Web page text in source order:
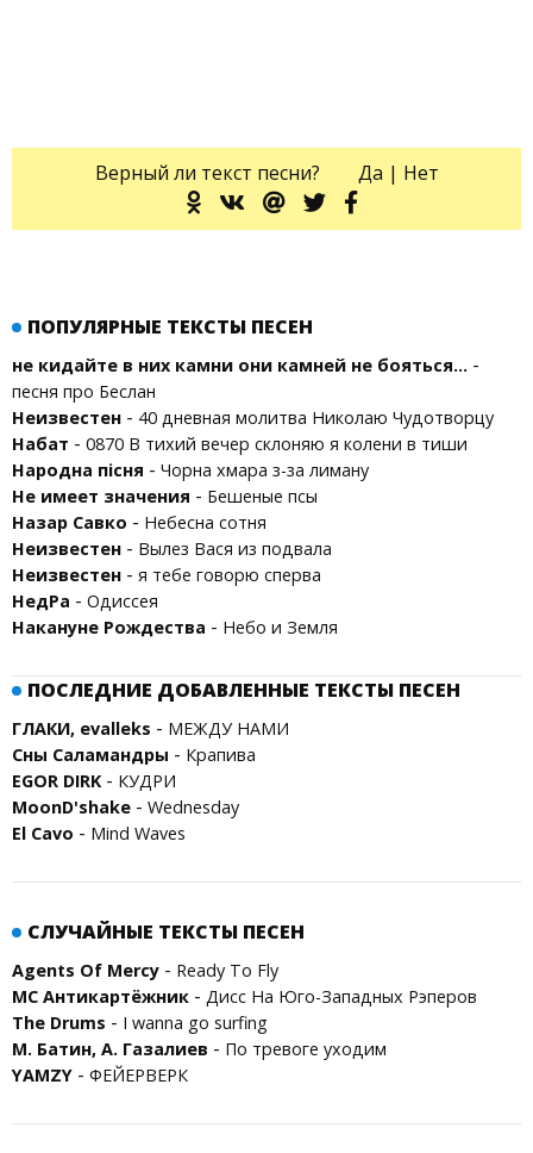
Верный ли текст песни? Да | Нет
ПОПУЛЯРНЫЕ ТЕКСТЫ ПЕСЕН
не кидайте в них камни они камней не бояться... -
песня про Беслан
Неизвестен - 40 дневная молитва Николаю Чудотворцу
Набат - 0870 В тихий вечер склоняю я колени в тиши
Народна пісня - Чорна хмара з-за лиману
Не имеет значения - Бешеные псы
Назар Савко - Небесна сотня
Неизвестен - Вылез Вася из подвала
Неизвестен - я тебе говорю сперва
НедРа - Одиссея
Накануне Рождества - Небо и Земля
ПОСЛЕДНИЕ ДОБАВЛЕННЫЕ ТЕКСТЫ ПЕСЕН
ГЛАКИ, evalleks - МЕЖДУ НАМИ
Сны Саламандры - Крапива
EGOR DIRK - КУДРИ
MoonD'shake - Wednesday
El Cavo - Mind Waves
СЛУЧАЙНЫЕ ТЕКСТЫ ПЕСЕН
Agents Of Mercy - Ready To Fly
MC Антикартёжник - Дисс На Юго-Западных Рэперов
The Drums - I wanna go surfing
М. Батин, А. Газалиев - По тревоге уходим
YAMZY - ФЕЙЕРВЕРК